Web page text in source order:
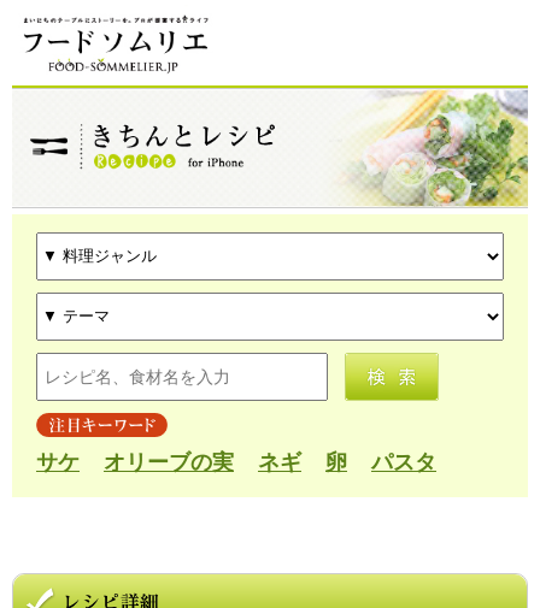
サケ オリーブの実 ネギ 卵 パスタ